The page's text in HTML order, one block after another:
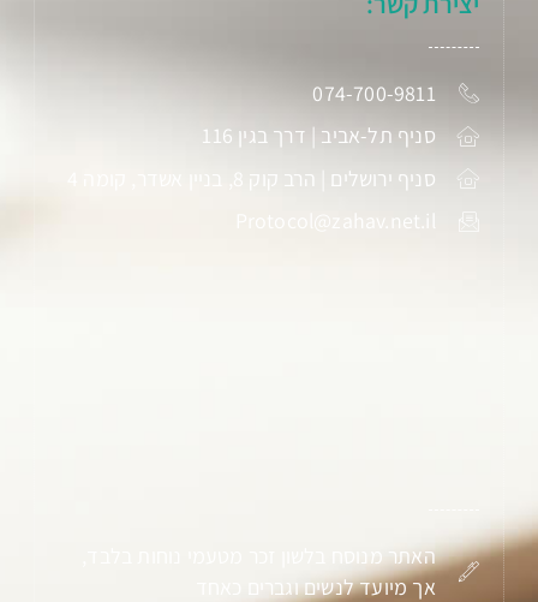
074-700-9811
סניף תל-אביב | דרך בגין 116
סניף ירושלים | הרב קוק 8, בניין אשדר, קומה 4
Protocol@zahav.net.il
האתר מנוסח בלשון זכר מטעמי נוחות בלבד,
אך מיועד לנשים וגברים כאחד